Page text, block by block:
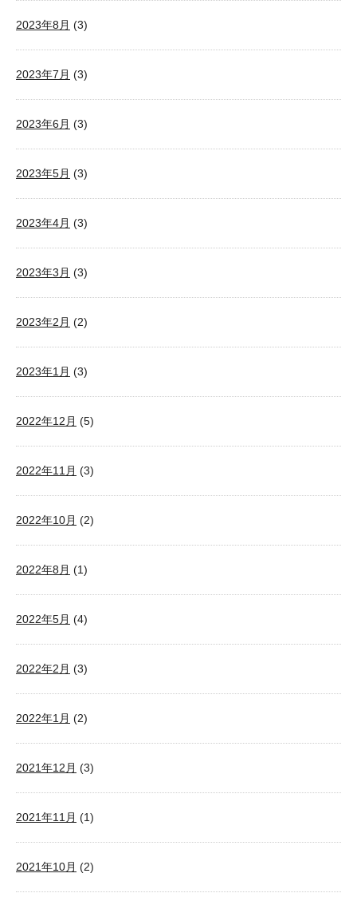
2023年8月 (3)
2023年7月 (3)
2023年6月 (3)
2023年5月 (3)
2023年4月 (3)
2023年3月 (3)
2023年2月 (2)
2023年1月 (3)
2022年12月 (5)
2022年11月 (3)
2022年10月 (2)
2022年8月 (1)
2022年5月 (4)
2022年2月 (3)
2022年1月 (2)
2021年12月 (3)
2021年11月 (1)
2021年10月 (2)